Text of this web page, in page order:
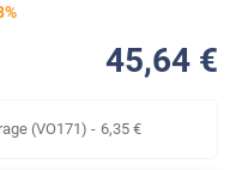
%
45,64 €
(VO171) - 6,35 €